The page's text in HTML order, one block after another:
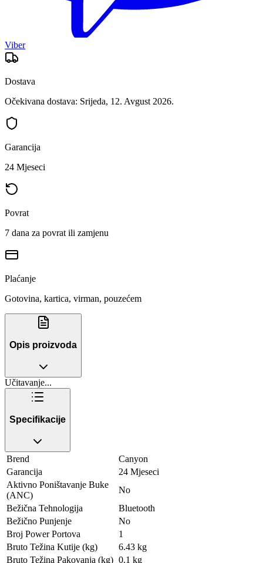
Viber
Dostava
Očekivana dostava: Srijeda, 12. Avgust 2026.
Garancija
24 Mjeseci
Povrat
7 dana za povrat ili zamjenu
Plaćanje
Gotovina, kartica, virman, pouzećem
Opis proizvoda
Učitavanje...
Specifikacije
Brend
Canyon
Garancija
24 Mjeseci
Aktivno Poništavanje Buke
(ANC)
No
Bežična Tehnologija
Bluetooth
Bežično Punjenje
No
Broj Power Portova
1
Bruto Težina Kutije (kg)
6.43 kg
Bruto Težina Pakovanja (kg) 0.1 kg